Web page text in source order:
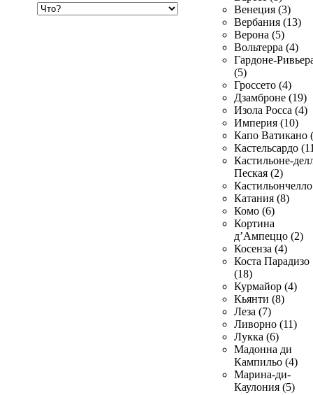
Венеция (3)
Вербания (13)
Верона (5)
Вольтерра (4)
Гардоне-
(5)
Гроссето (4)
Дзамброне (19)
Изола Росса (4)
Империя (10)
Капо Ватикано
Кастельсардо
Кастильоне-
Пеская (2)
Катания (8)
Комо (6)
Кортина
д’Ампеццо (2)
Косенза (4)
Коста Парадизо
(18)
Курмайор (4)
Кьянти (8)
Леза (7)
Ливорно (11)
Лукка (6)
Мадонна ди
Кампильо (4)
Марина-ди-
Каулония (5)